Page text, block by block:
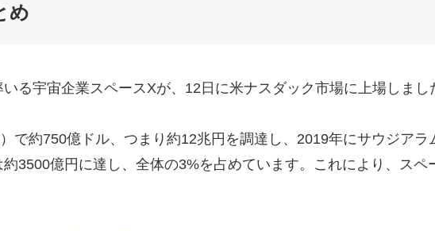
め
る宇宙企業スペースXが、12日に米ナスダック市場に上場しまし
で約750億ドル、つまり約12兆円を調達し、2019年にサウジア
3500億円に達し、全体の3%を占めています。これにより、ス